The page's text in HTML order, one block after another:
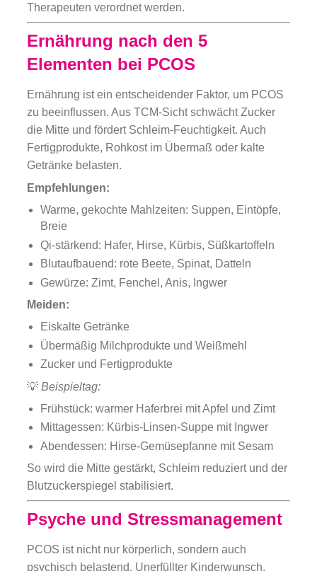
Therapeuten verordnet werden.
Ernährung nach den 5
Elementen bei PCOS
Ernährung ist ein entscheidender Faktor, um PCOS
zu beeinflussen. Aus TCM-Sicht schwächt Zucker
die Mitte und fördert Schleim-Feuchtigkeit. Auch
Fertigprodukte, Rohkost im Übermaß oder kalte
Getränke belasten.
Empfehlungen:
Warme, gekochte Mahlzeiten: Suppen, Eintöpfe,
Breie
Qi-stärkend: Hafer, Hirse, Kürbis, Süßkartoffeln
Blutaufbauend: rote Beete, Spinat, Datteln
Gewürze: Zimt, Fenchel, Anis, Ingwer
Meiden:
Eiskalte Getränke
Übermäßig Milchprodukte und Weißmehl
Zucker und Fertigprodukte
💡 Beispieltag:
Frühstück: warmer Haferbrei mit Apfel und Zimt
Mittagessen: Kürbis-Linsen-Suppe mit Ingwer
Abendessen: Hirse-Gemüsepfanne mit Sesam
So wird die Mitte gestärkt, Schleim reduziert und der
Blutzuckerspiegel stabilisiert.
Psyche und Stressmanagement
PCOS ist nicht nur körperlich, sondern auch
psychisch belastend. Unerfüllter Kinderwunsch,